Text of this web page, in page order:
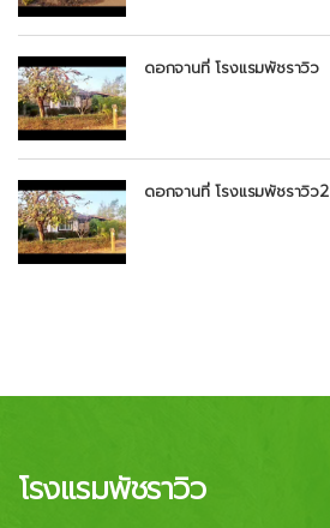
ดอกจานที่ โรงแรมพัชราวิว
ดอกจานที่ โรงแรมพัชราวิว2
โรงแรมพัชราวิว